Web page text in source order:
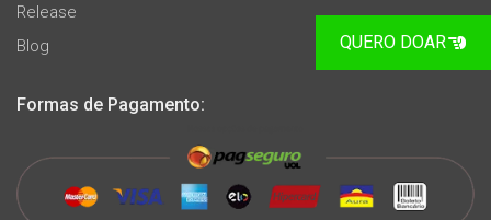
Release
Blog
Formas de Pagamento:
QUERO DOAR